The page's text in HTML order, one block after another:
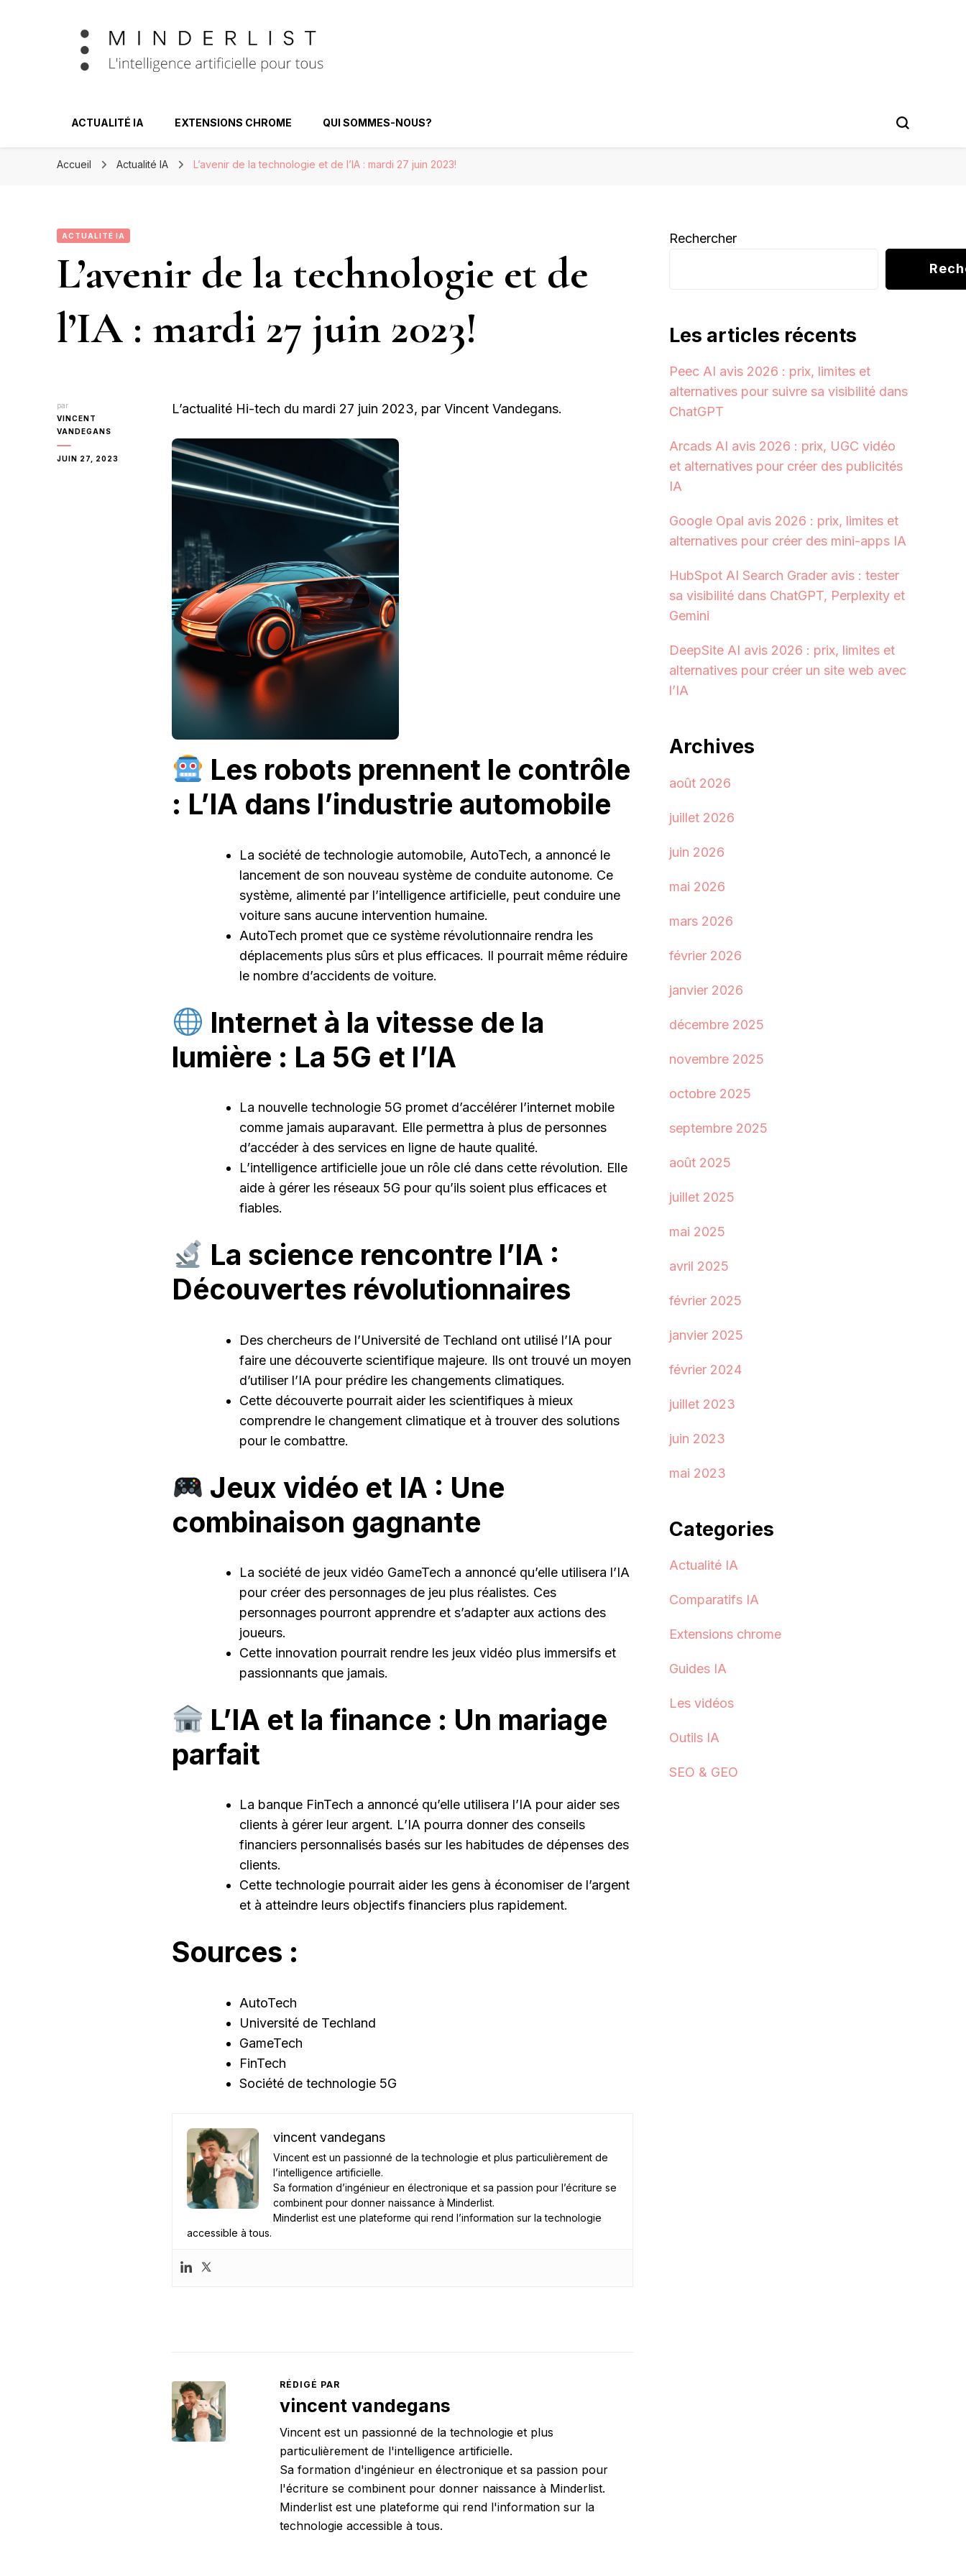
Minderlist – Intelligence Artificielle
ACTUALITÉ IA EXTENSIONS CHROME QUI SOMMES-NOUS?
Accueil Actualité IA L’avenir de la technologie et de l’IA : mardi 27 juin 2023!
ACTUALITÉ IA
L’avenir de la technologie et de
l’IA : mardi 27 juin 2023!
par
VINCENT
VANDEGANS
JUIN 27, 2023
L’actualité Hi-tech du mardi 27 juin 2023, par Vincent Vandegans.
Les robots prennent le contrôle
: L’IA dans l’industrie automobile
La société de technologie automobile, AutoTech, a annoncé le
lancement de son nouveau système de conduite autonome. Ce
système, alimenté par l’intelligence artificielle, peut conduire une
voiture sans aucune intervention humaine.
AutoTech promet que ce système révolutionnaire rendra les
déplacements plus sûrs et plus efficaces. Il pourrait même réduire
le nombre d’accidents de voiture.
Internet à la vitesse de la
lumière : La 5G et l’IA
La nouvelle technologie 5G promet d’accélérer l’internet mobile
comme jamais auparavant. Elle permettra à plus de personnes
d’accéder à des services en ligne de haute qualité.
L’intelligence artificielle joue un rôle clé dans cette révolution. Elle
aide à gérer les réseaux 5G pour qu’ils soient plus efficaces et
fiables.
La science rencontre l’IA :
Découvertes révolutionnaires
Des chercheurs de l’Université de Techland ont utilisé l’IA pour
faire une découverte scientifique majeure. Ils ont trouvé un moyen
d’utiliser l’IA pour prédire les changements climatiques.
Cette découverte pourrait aider les scientifiques à mieux
comprendre le changement climatique et à trouver des solutions
pour le combattre.
Jeux vidéo et IA : Une
combinaison gagnante
La société de jeux vidéo GameTech a annoncé qu’elle utilisera l’IA
pour créer des personnages de jeu plus réalistes. Ces
personnages pourront apprendre et s’adapter aux actions des
joueurs.
Cette innovation pourrait rendre les jeux vidéo plus immersifs et
passionnants que jamais.
L’IA et la finance : Un mariage
parfait
La banque FinTech a annoncé qu’elle utilisera l’IA pour aider ses
clients à gérer leur argent. L’IA pourra donner des conseils
financiers personnalisés basés sur les habitudes de dépenses des
clients.
Cette technologie pourrait aider les gens à économiser de l’argent
et à atteindre leurs objectifs financiers plus rapidement.
Sources :
AutoTech
Université de Techland
GameTech
FinTech
Société de technologie 5G
vincent vandegans
Vincent est un passionné de la technologie et plus particulièrement de
l’intelligence artificielle.
Sa formation d’ingénieur en électronique et sa passion pour l’écriture se
combinent pour donner naissance à Minderlist.
Minderlist est une plateforme qui rend l’information sur la technologie
accessible à tous.
RÉDIGÉ PAR
vincent vandegans
Vincent est un passionné de la technologie et plus
particulièrement de l'intelligence artificielle.
Sa formation d'ingénieur en électronique et sa passion pour
l'écriture se combinent pour donner naissance à Minderlist.
Minderlist est une plateforme qui rend l'information sur la
technologie accessible à tous.
Rechercher
Les articles récents
Peec AI avis 2026 : prix, limites et
alternatives pour suivre sa visibilité dans
ChatGPT
Arcads AI avis 2026 : prix, UGC vidéo
et alternatives pour créer des publicités
IA
Google Opal avis 2026 : prix, limites et
alternatives pour créer des mini-apps IA
HubSpot AI Search Grader avis : tester
sa visibilité dans ChatGPT, Perplexity et
Gemini
DeepSite AI avis 2026 : prix, limites et
alternatives pour créer un site web avec
l’IA
Archives
août 2026
juillet 2026
juin 2026
mai 2026
mars 2026
février 2026
janvier 2026
décembre 2025
novembre 2025
octobre 2025
septembre 2025
août 2025
juillet 2025
mai 2025
avril 2025
février 2025
janvier 2025
février 2024
juillet 2023
juin 2023
mai 2023
Categories
Actualité IA
Comparatifs IA
Extensions chrome
Guides IA
Les vidéos
Outils IA
SEO & GEO